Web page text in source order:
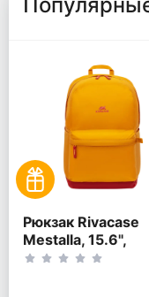
Рюкзак Rivacase
Mestalla, 15.6",
Золотой